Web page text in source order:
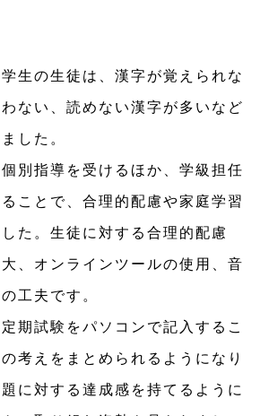
生の生徒は、漢字が覚えられな
ない、読めない漢字が多いなど
した。
別指導を受けるほか、学級担任
ことで、合理的配慮や家庭学習
た。生徒に対する合理的配慮
、オンラインツールの使用、音
工夫です。
期試験をパソコンで記入するこ
考えをまとめられるようになり
に対する達成感を持てるように